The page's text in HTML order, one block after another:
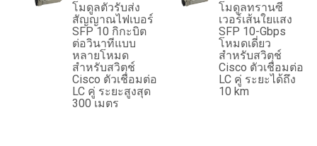
โมดูลตัวรับส่ง
สัญญาณไฟเบอร์
SFP 10 กิกะบิต
ต่อวินาทีแบบ
หลายโหมด
สำหรับสวิตช์
Cisco ตัวเชื่อมต่อ
LC คู่ ระยะสูงสุด
300 เมตร
โมดูลทรานซี
เวอร์เส้นใยแสง
SFP 10-Gbps
โหมดเดี่ยว
สำหรับสวิตช์
Cisco ตัวเชื่อมต่อ
LC คู่ ระยะได้ถึง
10 km